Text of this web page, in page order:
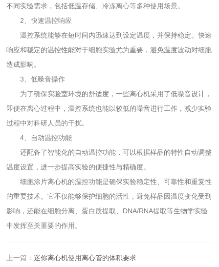
不同实验需求，包括低温存储、冷冻离心等多种使用场景。
2、快速温控响应
温控系统能够在短时间内迅速达到设定温度，并保持稳定。快速
响应和稳定的温控性能对于细胞实验尤为重要，避免温度波动对细胞
造成影响。
3、低噪音操作
为了确保实验室环境的舒适度，一些离心机采用了低噪音设计，
即便在离心过程中，温控系统也能以较低的噪音进行工作，减少实验
过程中对科研人员的干扰。
4、自动温控功能
还配备了智能化的自动温控功能，可以根据样品的特性自动调整
温度设置，进一步提高实验的便捷性与精确度。
细胞涂片离心机的温控功能是确保实验稳定性、可靠性和重复性
的重要技术。它不仅能够保护细胞的活性，避免样品因温度变化受到
影响，还能在细胞分离、蛋白质提取、DNA/RNA提取等生物学实验
中发挥至关重要的作用。
上一篇：迷你离心机使用离心管的体积要求